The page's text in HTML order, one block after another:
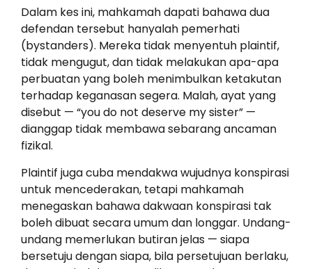
Dalam kes ini, mahkamah dapati bahawa dua
defendan tersebut hanyalah pemerhati
(bystanders). Mereka tidak menyentuh plaintif,
tidak mengugut, dan tidak melakukan apa-apa
perbuatan yang boleh menimbulkan ketakutan
terhadap keganasan segera. Malah, ayat yang
disebut — “you do not deserve my sister” —
dianggap tidak membawa sebarang ancaman
fizikal.
Plaintif juga cuba mendakwa wujudnya konspirasi
untuk mencederakan, tetapi mahkamah
menegaskan bahawa dakwaan konspirasi tak
boleh dibuat secara umum dan longgar. Undang-
undang memerlukan butiran jelas — siapa
bersetuju dengan siapa, bila persetujuan berlaku,